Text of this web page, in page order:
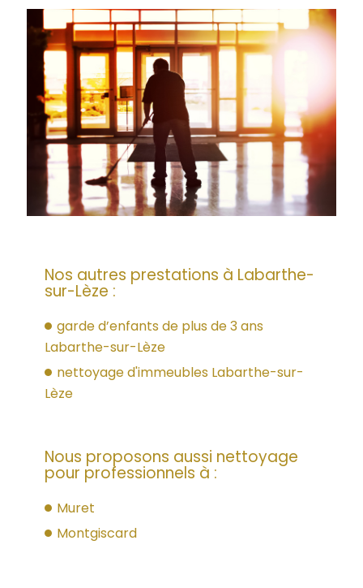
Nos autres prestations à Labarthe-
sur-Lèze :
garde d’enfants de plus de 3 ans
Labarthe-sur-Lèze
nettoyage d'immeubles Labarthe-sur-
Lèze
Nous proposons aussi nettoyage
pour professionnels à :
Muret
Montgiscard